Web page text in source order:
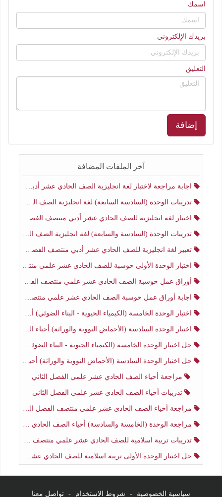
اسمك
بريدك الإلكتروني
التعليق
إضافة
آخر الملفات المضافة
اجابة مراجعة لاختبار لغة انجليزية الصف الحادي عشر أدبي منتصف الفصل الثاني
تدريبات الوحدة (السادسة السابعة) لغة انجليزية الصف الحادي عشر أدبي منتصف الفصل الثاني
اختبار لغة انجليزية للصف الحادي عشر أدبي منتصف الفصل الثاني
تدريبات الوحدة (السادسة والسابعة) لغة انجليزية الصف الحادي عشر أدبي الفصل الثاني
تعبير لغة انجليزية للصف الحادي عشر أدبي منتصف الفصل الثاني
اختبار الوحدة الأولى حوسبة للصف الحادي عشر علمي منتصف الفصل الثاني
أوراق عمل حوسبة الصف الحادي عشر علمي منتصف الفصل الثاني
اجابة أوراق عمل حوسبة الصف الحادي عشر علمي منتصف الفصل الثاني
اختبار الوحدة الخامسة (الكيمياء الحيوية - البناء الضوئي) أحياء الصف الحادي عشر علمي الفصل الثاني
اختبار الوحدة السادسة (الأحماض النووية والوراثة) أحياء الصف الحادي عشر علمي منتصف الفصل الثاني
حل اختبار الوحدة الخامسة (الكيمياء الحيوية - البناء الضوئي) أحياء الصف الحادي عشر علمي الفصل الثاني
حل اختبار الوحدة السادسة (الأحماض النووية والوراثة) أحياء الصف الحادي عشر علمي منتصف الفصل الثاني
مراجعة أحياء الصف الحادي عشر علمي الفصل الثاني
تدريبات أحياء الصف الحادي عشر علمي الفصل الثاني
مراجعة أحياء الصف الحادي عشر علمي منتصف الفصل الثاني
مراجعة الوحدة (الخامسة والسادسة) أحياء الصف الحادي عشر علمي منتصف الفصل الثاني
تدريبات تربية اسلامية للصف الحادي عشر علمي منتصف الفصل الثاني
حل اختبار الوحدة الأولى تربية اسلامية للصف الحادي عشر علمي منتصف الفصل الثاني
سياسية الخصوصية - شروط الاستخدام - تواصل معنا